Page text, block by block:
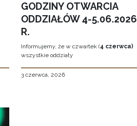
GODZINY OTWARCIA
ODDZIAŁÓW 4-5.06.2026
R.
Informujemy, że w czwartek (4 czerwca)
wszystkie oddziały
3 czerwca, 2026